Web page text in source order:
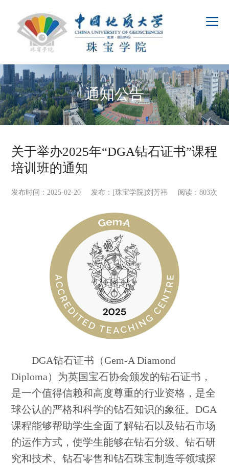
通知公告
关于举办2025年“DGA钻石证书”课程
培训班的通知
发布时间：2025-02-20 发布：[珠宝学院]刘芳祎 阅读： 803次
DGA钻石证书（Gem-A Diamond
Diploma）为英国宝石协会颁发的钻石证书，
是一个值得信赖和高度尊重的行业资格，是全
球公认的严格和科学的钻石知识的象征。DGA
课程能够帮助学生全面了解钻石以及钻石市场
的运作方式，使学生能够在钻石分级、钻石研
究和技术、钻石零售和钻石珠宝制造等领域探